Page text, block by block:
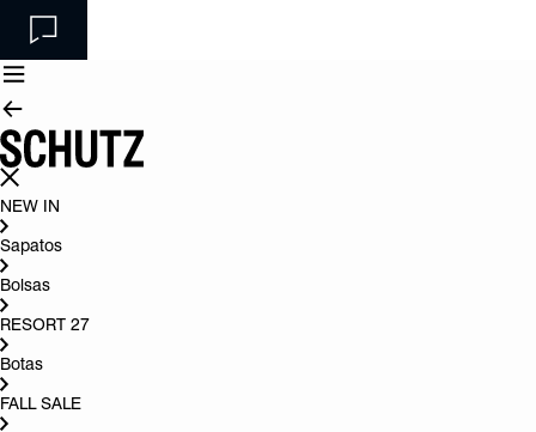
NEW IN
Sapatos
Bolsas
RESORT 27
Botas
FALL SALE